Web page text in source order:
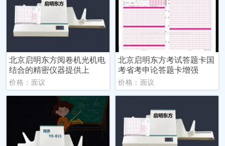
北京启明东方阅卷机光机电
结合的精密仪器提供上
价格：面议
北京启明东方考试答题卡国
考省考申论答题卡增强
价格：面议